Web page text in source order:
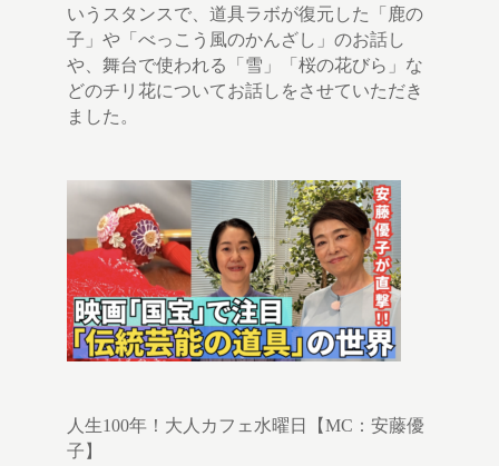
いうスタンスで、道具ラボが復元した「鹿の
子」や「べっこう風のかんざし」のお話し
や、舞台で使われる「雪」「桜の花びら」な
どのチリ花についてお話しをさせていただき
ました。
人生100年！大人カフェ水曜日【MC：安藤優
子】